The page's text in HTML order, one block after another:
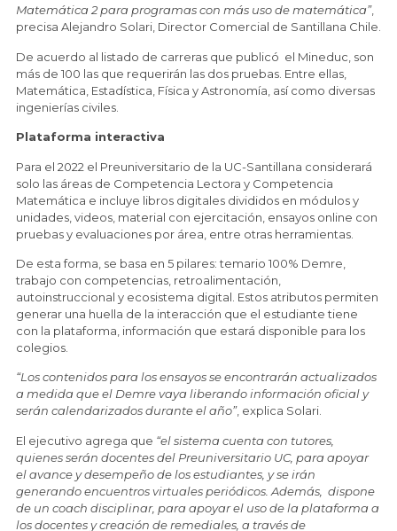
Matemática 2 para programas con más uso de matemática”,
precisa Alejandro Solari, Director Comercial de Santillana Chile.
De acuerdo al listado de carreras que publicó el Mineduc, son
más de 100 las que requerirán las dos pruebas. Entre ellas,
Matemática, Estadística, Física y Astronomía, así como diversas
ingenierías civiles.
Plataforma interactiva
Para el 2022 el Preuniversitario de la UC-Santillana considerará
solo las áreas de Competencia Lectora y Competencia
Matemática e incluye libros digitales divididos en módulos y
unidades, videos, material con ejercitación, ensayos online con
pruebas y evaluaciones por área, entre otras herramientas.
De esta forma, se basa en 5 pilares: temario 100% Demre,
trabajo con competencias, retroalimentación,
autoinstruccional y ecosistema digital. Estos atributos permiten
generar una huella de la interacción que el estudiante tiene
con la plataforma, información que estará disponible para los
colegios.
“Los contenidos para los ensayos se encontrarán actualizados
a medida que el Demre vaya liberando información oficial y
serán calendarizados durante el año”, explica Solari.
El ejecutivo agrega que “el sistema cuenta con tutores,
quienes serán docentes del Preuniversitario UC, para apoyar
el avance y desempeño de los estudiantes, y se irán
generando encuentros virtuales periódicos. Además, dispone
de un coach disciplinar, para apoyar el uso de la plataforma a
los docentes y creación de remediales, a través de